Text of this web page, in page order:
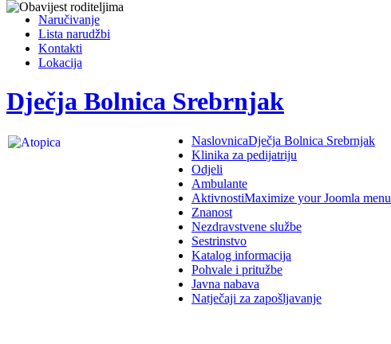
Naručivanje
Lista narudžbi
Kontakti
Lokacija
Dječja Bolnica Srebrnjak
NaslovnicaDječja Bolnica Srebrnjak
Klinika za pedijatriju
Odjeli
Ambulante
AktivnostiMaximize your Joomla menu
Znanost
Nezdravstvene službe
Sestrinstvo
Katalog informacija
Pohvale i pritužbe
Javna nabava
Natječaji za zapošljavanje